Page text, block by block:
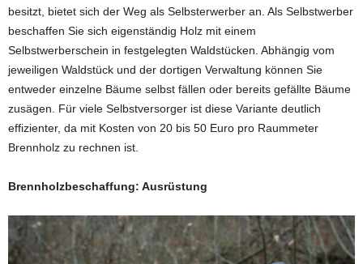
besitzt, bietet sich der Weg als Selbsterwerber an. Als Selbstwerber
beschaffen Sie sich eigenständig Holz mit einem
Selbstwerberschein in festgelegten Waldstücken. Abhängig vom
jeweiligen Waldstück und der dortigen Verwaltung können Sie
entweder einzelne Bäume selbst fällen oder bereits gefällte Bäume
zusägen. Für viele Selbstversorger ist diese Variante deutlich
effizienter, da mit Kosten von 20 bis 50 Euro pro Raummeter
Brennholz zu rechnen ist.
Brennholzbeschaffung: Ausrüstung